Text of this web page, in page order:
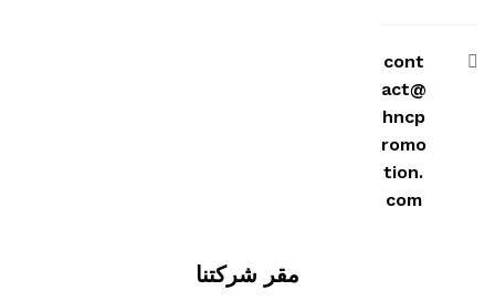
cont
act@
hncp
romo
tion.
com
مقر شركتنا